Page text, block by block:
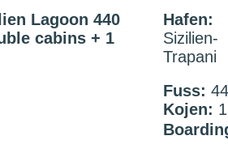
Lagoon 440
cabins + 1
Hafen:
Sizilien-
Trapani
Fuss:
Kojen: